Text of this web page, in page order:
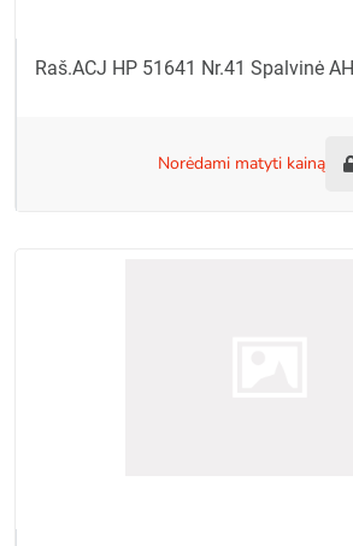
Raš.ACJ HP 51641 Nr.41 Spalvinė
norėdami matyti kainą